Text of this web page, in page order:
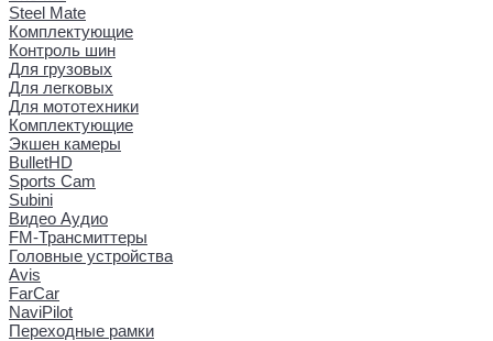
Steel Mate
Комплектующие
Контроль шин
Для грузовых
Для легковых
Для мототехники
Комплектующие
Экшен камеры
BulletHD
Sports Cam
Subini
Видео Аудио
FM-Трансмиттеры
Головные устройства
Avis
FarCar
NaviPilot
Переходные рамки